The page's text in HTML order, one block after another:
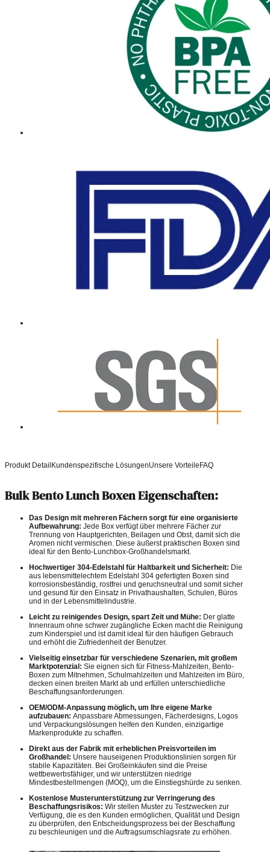
Produkt Detail Kundenspezifische LösungenUnsere Vorteile FAQ
Bulk Bento Lunch Boxen Eigenschaften:
Das Design mit mehreren Fächern sorgt für eine organisierte
Aufbewahrung: Jede Box verfügt über mehrere Fächer zur
Trennung von Hauptgerichten, Beilagen und Obst, damit sich die
Aromen nicht vermischen. Diese äußerst praktischen Boxen sind
ideal für den Bento-Lunchbox-Großhandelsmarkt.
Hochwertiger 304-Edelstahl für Haltbarkeit und Sicherheit: Die
aus lebensmittelechtem Edelstahl 304 gefertigten Boxen sind
korrosionsbeständig, rostfrei und geruchsneutral und somit sicher
und gesund für den Einsatz in Privathaushalten, Schulen, Büros
und in der Lebensmittelindustrie.
Leicht zu reinigendes Design, spart Zeit und Mühe: Der glatte
Innenraum ohne schwer zugängliche Ecken macht die Reinigung
zum Kinderspiel und ist damit ideal für den häufigen Gebrauch
und erhöht die Zufriedenheit der Benutzer.
Vielseitig einsetzbar für verschiedene Szenarien, mit großem
Marktpotenzial: Sie eignen sich für Fitness-Mahlzeiten, Bento-
Boxen zum Mitnehmen, Schulmahlzeiten und Mahlzeiten im Büro,
decken einen breiten Markt ab und erfüllen unterschiedliche
Beschaffungsanforderungen.
OEM/ODM-Anpassung möglich, um Ihre eigene Marke
aufzubauen: Anpassbare Abmessungen, Fächerdesigns, Logos
und Verpackungslösungen helfen den Kunden, einzigartige
Markenprodukte zu schaffen.
Direkt aus der Fabrik mit erheblichen Preisvorteilen im
Großhandel: Unsere hauseigenen Produktionslinien sorgen für
stabile Kapazitäten. Bei Großeinkäufen sind die Preise
wettbewerbsfähiger, und wir unterstützen niedrige
Mindestbestellmengen (MOQ), um die Einstiegshürde zu senken.
Kostenlose Musterunterstützung zur Verringerung des
Beschaffungsrisikos: Wir stellen Muster zu Testzwecken zur
Verfügung, die es den Kunden ermöglichen, Qualität und Design
zu überprüfen, den Entscheidungsprozess bei der Beschaffung
zu beschleunigen und die Auftragsumschlagsrate zu erhöhen.